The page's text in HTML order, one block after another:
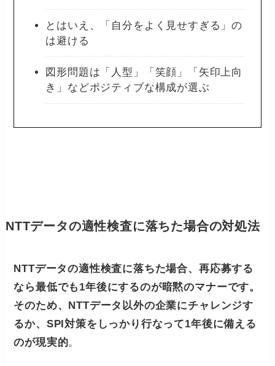
とはいえ、「自分をよく見せすぎる」の
は避ける
図形問題は「人型」「笑顔」「矢印上向
き」などポジティブな構成が選ぶ
NTTデータの適性検査に落ちた場合の対処法
NTTデータの適性検査に落ちた場合、再応募する
なら最低でも1年後にするのが暗黙のマナーです。
そのため、NTTデータ以外の企業にチャレンジす
るか、SPI対策をしっかり行なって1年後に備える
のが現実的。